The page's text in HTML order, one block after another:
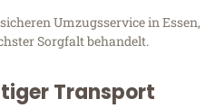
Umzugsservice in Essen,
Sorgfalt behandelt.
Transport